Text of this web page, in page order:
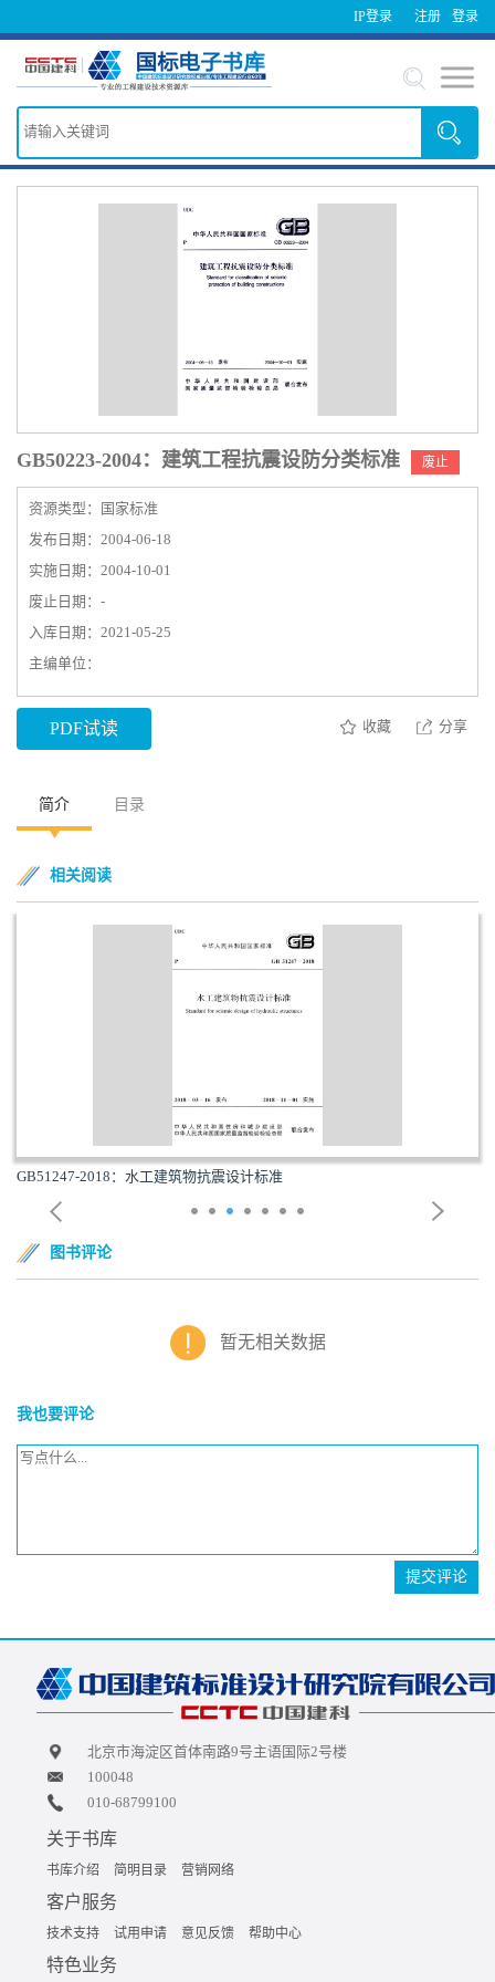
IP登录 登录
注册
GB50223-2004：建筑工程抗震设防分类标准 废止
资源类型：国家标准
发布日期：2004-06-18
实施日期：2004-10-01
废止日期：-
入库日期：2021-05-25
主编单位：
PDF试读 收藏 分享
简介 目录
相关阅读
GB51247-2018：水工建筑物抗震设计标准
图书评论
暂无相关数据
我也要评论
提交评论
北京市海淀区首体南路9号主语国际2号楼
100048
010-68799100
关于书库
书库介绍 简明目录 营销网络
客户服务
技术支持 试用申请 意见反馈 帮助中心
特色业务